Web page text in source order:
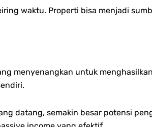
waktu. Properti bisa menjadi
menyenangkan untuk
datang, semakin besar potensi